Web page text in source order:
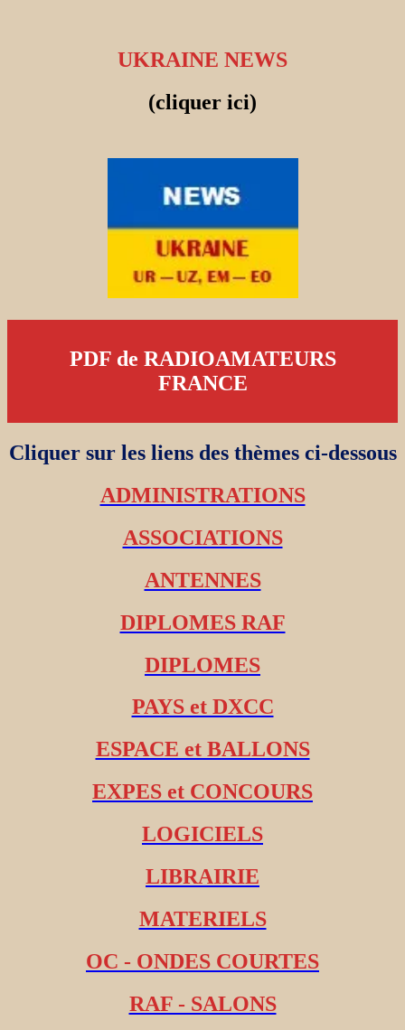
UKRAINE NEWS
(cliquer ici)
PDF de RADIOAMATEURS
FRANCE
Cliquer sur les liens des thèmes ci-dessous
ADMINISTRATIONS
ASSOCIATIONS
ANTENNES
DIPLOMES RAF
DIPLOMES
PAYS et DXCC
ESPACE et BALLONS
EXPES et CONCOURS
LOGICIELS
LIBRAIRIE
MATERIELS
OC - ONDES COURTES
RAF - SALONS